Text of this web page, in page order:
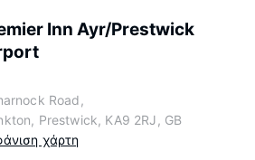
Inn Ayr/Prestwick
Road,
Prestwick, KA9 2RJ, GB
χάρτη